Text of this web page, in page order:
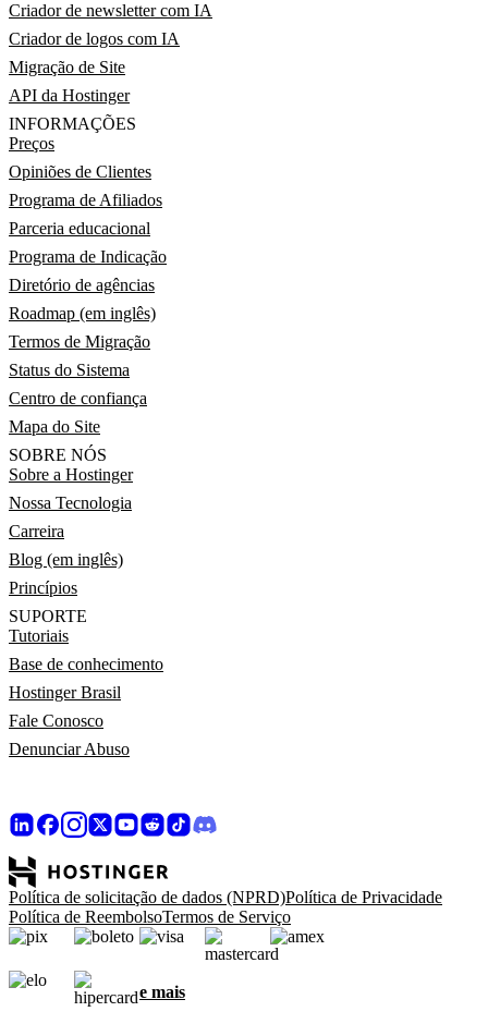
Criador de newsletter com IA
Criador de logos com IA
Migração de Site
API da Hostinger
INFORMAÇÕES
Preços
Opiniões de Clientes
Programa de Afiliados
Parceria educacional
Programa de Indicação
Diretório de agências
Roadmap (em inglês)
Termos de Migração
Status do Sistema
Centro de confiança
Mapa do Site
SOBRE NÓS
Sobre a Hostinger
Nossa Tecnologia
Carreira
Blog (em inglês)
Princípios
SUPORTE
Tutoriais
Base de conhecimento
Hostinger Brasil
Fale Conosco
Denunciar Abuso
Política de solicitação de dados (NPRD)Política de Privacidade
Política de ReembolsoTermos de Serviço
e mais